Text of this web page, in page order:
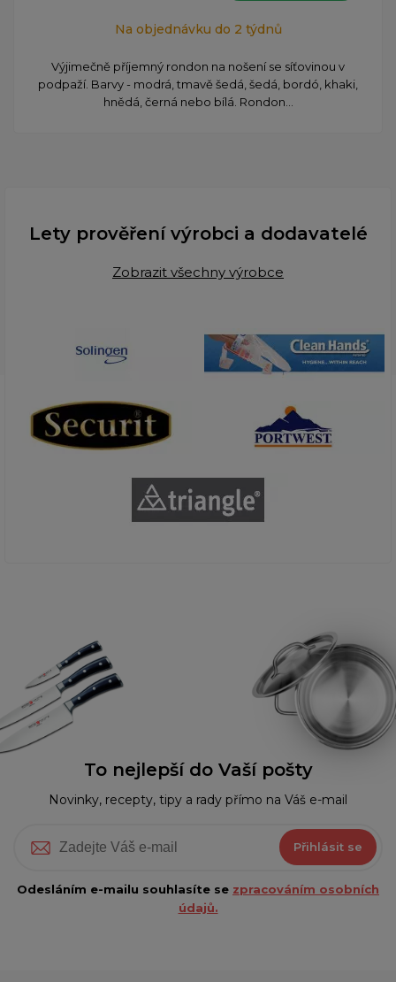
Na objednávku do 2 týdnů
Výjimečně příjemný rondon na nošení se síťovinou v
podpaží. Barvy - modrá, tmavě šedá, šedá, bordó, khaki,
hnědá, černá nebo bílá. Rondon...
Lety prověření výrobci a dodavatelé
Zobrazit všechny výrobce
To nejlepší do Vaší pošty
Novinky, recepty, tipy a rady přímo na Váš e-mail
Přihlásit se
Odesláním e-mailu souhlasíte se zpracováním osobních
údajů.